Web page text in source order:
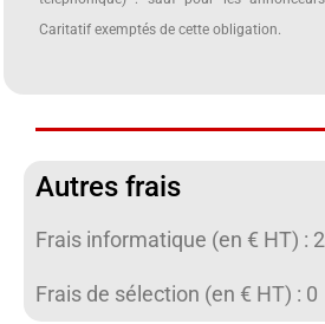
Caritatif exemptés de cette obligation.
Autres frais
Frais informatique (en € HT) :
Frais de sélection (en € HT) : 0